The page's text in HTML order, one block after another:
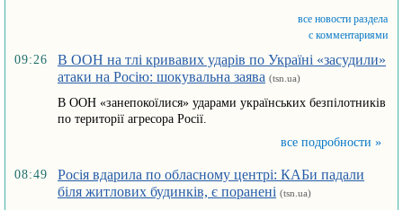
все новости раздела
с комментариями
09:26
В ООН на тлі кривавих ударів по Україні «засудили»
атаки на Росію: шокувальна заява (tsn.ua)
В ООН «занепокоїлися» ударами українських безпілотників
по території агресора Росії.
все подробности »
08:49
Росія вдарила по обласному центрі: КАБи падали
біля житлових будинків, є поранені (tsn.ua)